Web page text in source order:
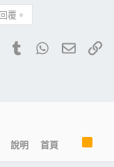
覆。
PinterestTumblrWhatsApp
電子
說明 首頁
S